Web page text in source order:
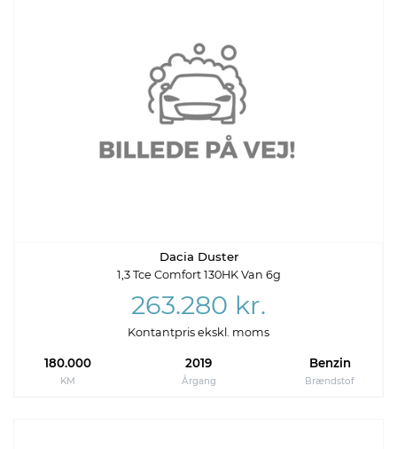
Dacia Duster
1,3 Tce Comfort 130HK Van 6g
263.280 kr.
Kontantpris ekskl. moms
180.000
KM
2019
Årgang
Benzin
Brændstof